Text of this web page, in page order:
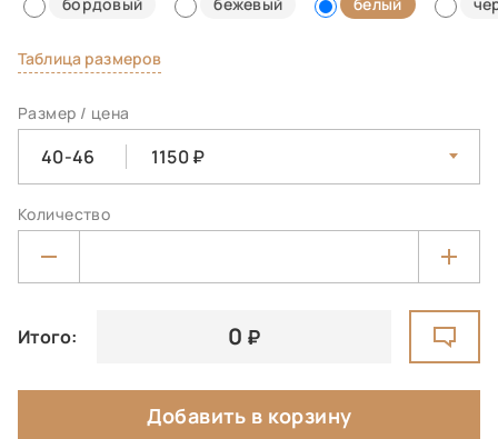
Таблица размеров
Размер / цена
40-46 1150
Количество
Итого: 0
Добавить в корзину